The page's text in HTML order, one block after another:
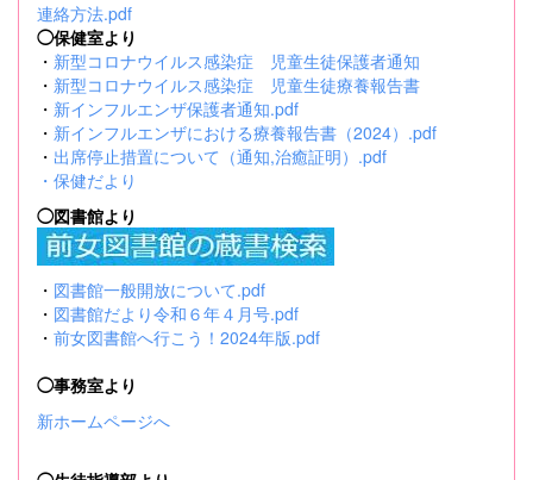
連絡方法.pdf
◯保健室より
・ 新型コロナウイルス感染症 児童生徒保護者通知
・ 新型コロナウイルス感染症 児童生徒療養報告書
・ 新インフルエンザ保護者通知.pdf
・ 新インフルエンザにおける療養報告書（2024）.pdf
・ 出席停止措置について（通知,治癒証明）.pdf
・ 保健だより
◯図書館より
・ 図書館一般開放について.pdf
・ 図書館だより令和６年４月号.pdf
・ 前女図書館へ行こう！2024年版.pdf
◯事務室より
新ホームページへ